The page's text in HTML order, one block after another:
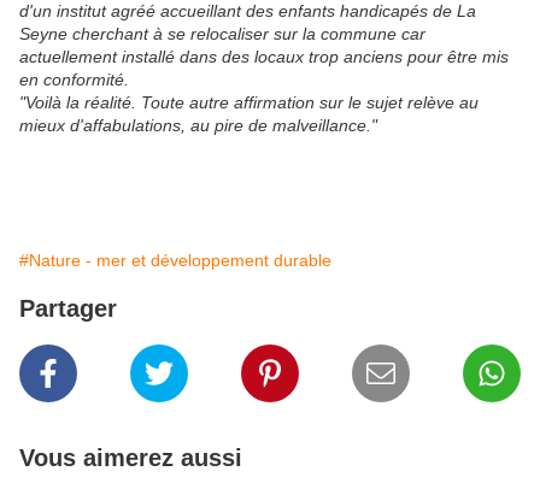
d'un institut agréé accueillant des enfants handicapés de La
Seyne cherchant à se relocaliser sur la commune car
actuellement installé dans des locaux trop anciens pour être mis
en conformité.
"Voilà la réalité. Toute autre affirmation sur le sujet relève au
mieux d'affabulations, au pire de malveillance."
#Nature - mer et développement durable
Partager
Vous aimerez aussi